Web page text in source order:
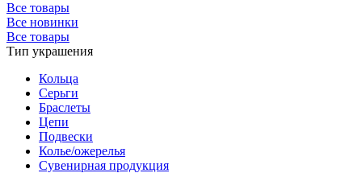
Все товары
Все новинки
Все товары
Тип украшения
Кольца
Серьги
Браслеты
Цепи
Подвески
Колье/ожерелья
Сувенирная продукция